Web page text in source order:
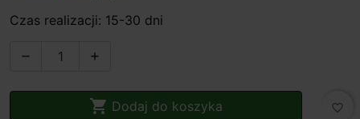
Czas realizacji: 15-30 dni
 
 Dodaj do koszyka favorite_border